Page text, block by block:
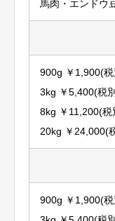
馬肉・エンドウ
900g ￥1,900(税
3kg ￥5,400(税
8kg ￥11,200(税
20kg ￥24,000(
900g ￥1,900(税